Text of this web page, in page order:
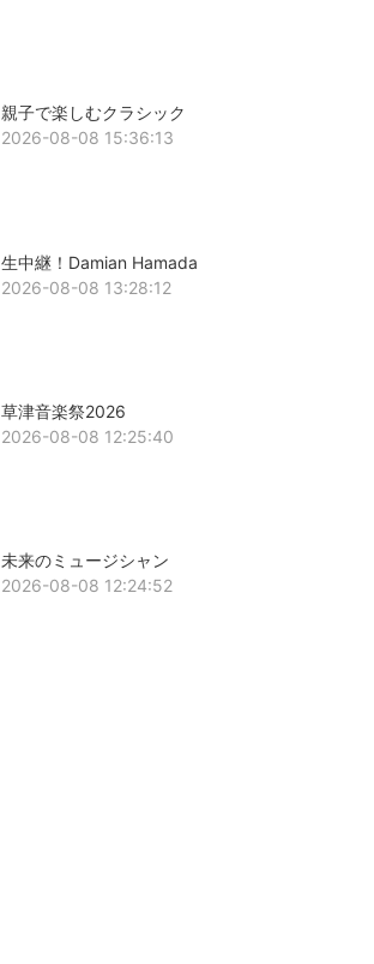
親子で楽しむクラシック
2026-08-08 15:36:13
生中継！Damian Hamada
2026-08-08 13:28:12
草津音楽祭2026
2026-08-08 12:25:40
未来のミュージシャン
2026-08-08 12:24:52